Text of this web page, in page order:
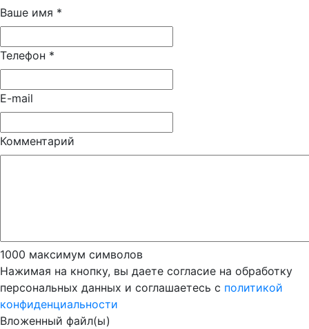
Ваше имя *
Телефон *
E-mail
Комментарий
1000 максимум символов
Нажимая на кнопку, вы даете согласие на обработку
персональных данных и соглашаетесь с политикой
конфиденциальности
Вложенный файл(ы)